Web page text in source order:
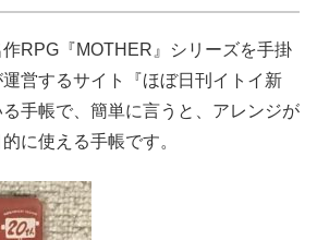
RPG『MOTHER』シリーズを手掛
営するサイト『ほぼ日刊イトイ新
手帳で、簡単に言うと、アレンジが
に使える手帳です。